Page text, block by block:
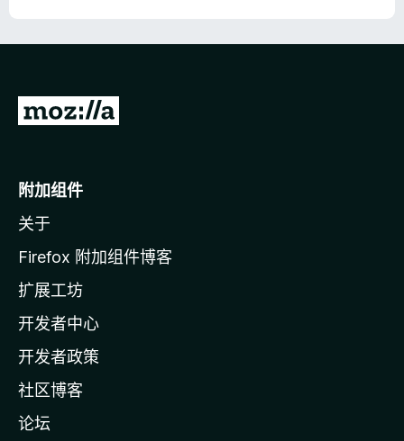
转
o
i
l
a
主
页
附加组件
关于
Firefox 附加组件博客
扩展工坊
开发者中心
开发者政策
社区博客
论坛